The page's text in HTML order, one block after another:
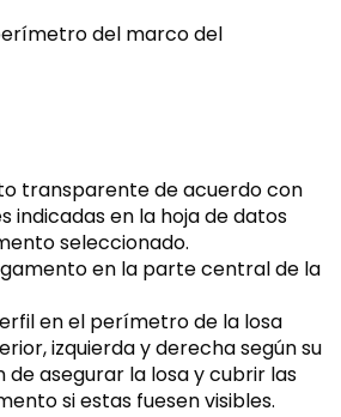
del marco del
transparente de acuerdo con
indicadas en la hoja de datos
seleccionado.
en la parte central de la
en el perímetro de la losa
izquierda y derecha según su
de asegurar la losa y cubrir las
si estas fuesen visibles.